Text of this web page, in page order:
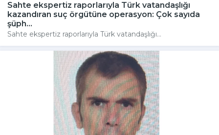
Sahte ekspertiz raporlarıyla Türk vatandaşlığı
kazandıran suç örgütüne operasyon: Çok sayıda
şüph...
Sahte ekspertiz raporlarıyla Türk vatandaşlığı...